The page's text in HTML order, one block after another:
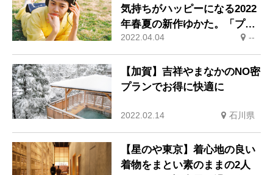
気持ちがハッピーになる2022
年春夏の新作ゆかた。「プレ
イリスト」を発表
2022.04.04 --
【加賀】吉祥やまなかのNO密
プランでお得に快適に
2022.02.14 石川県
【星のや東京】着心地の良い
着物をまとい素のままの2人